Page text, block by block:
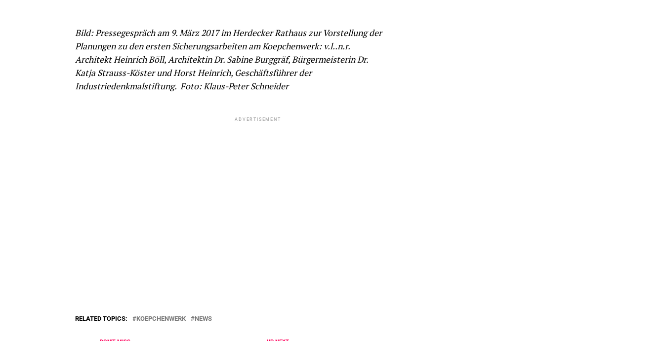
Bild: Pressegespräch am 9. März 2017 im Herdecker Rathaus zur Vorstellung der
Planungen zu den ersten Sicherungsarbeiten am Koepchenwerk: v.l..n.r.
Architekt Heinrich Böll, Architektin Dr. Sabine Burggräf, Bürgermeisterin Dr.
Katja Strauss-Köster und Horst Heinrich, Geschäftsführer der
Industriedenkmalstiftung. Foto: Klaus-Peter Schneider
ADVERTISEMENT
RELATED TOPICS: KOEPCHENWERK NEWS